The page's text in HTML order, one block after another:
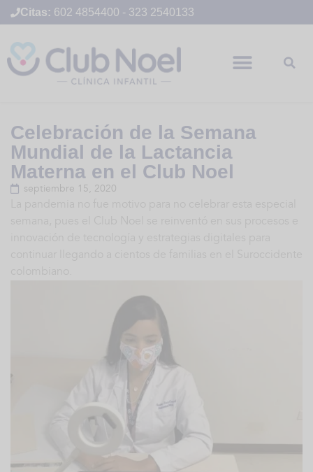
Citas: 602 4854400 - 323 2540133
Celebración de la Semana
Mundial de la Lactancia
Materna en el Club Noel
septiembre 15, 2020